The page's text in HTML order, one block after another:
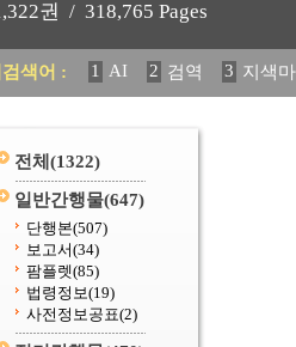
권 / 318,765 Pages
색어 : 1 AI 2 검역 3 지색
11 2025 12 중독성 식
전체 (1322)
일반간행물(647)
단행본(507)
보고서(34)
팜플렛(85)
법령정보(19)
사전정보공표(2)